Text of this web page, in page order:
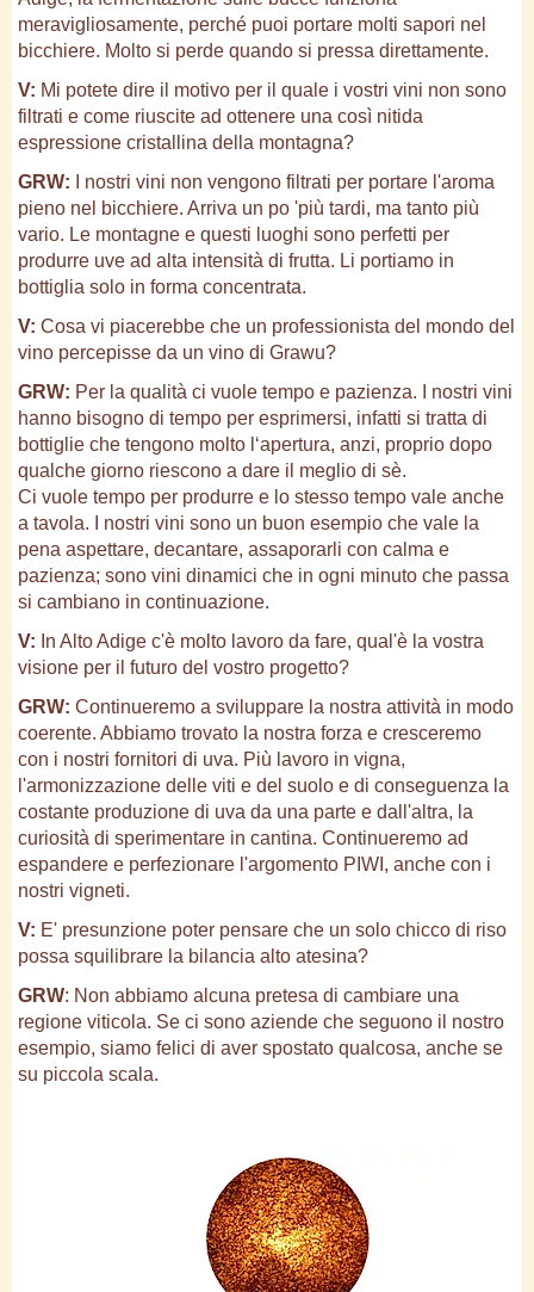
meravigliosamente, perché puoi portare molti sapori nel
bicchiere. Molto si perde quando si pressa direttamente.
V: Mi potete dire il motivo per il quale i vostri vini non sono
filtrati e come riuscite ad ottenere una così nitida
espressione cristallina della montagna?
GRW: I nostri vini non vengono filtrati per portare l'aroma
pieno nel bicchiere. Arriva un po 'più tardi, ma tanto più
vario. Le montagne e questi luoghi sono perfetti per
produrre uve ad alta intensità di frutta. Li portiamo in
bottiglia solo in forma concentrata.
V: Cosa vi piacerebbe che un professionista del mondo del
vino percepisse da un vino di Grawu?
GRW: Per la qualità ci vuole tempo e pazienza. I nostri vini
hanno bisogno di tempo per esprimersi, infatti si tratta di
bottiglie che tengono molto l‘apertura, anzi, proprio dopo
qualche giorno riescono a dare il meglio di sè.
Ci vuole tempo per produrre e lo stesso tempo vale anche
a tavola. I nostri vini sono un buon esempio che vale la
pena aspettare, decantare, assaporarli con calma e
pazienza; sono vini dinamici che in ogni minuto che passa
si cambiano in continuazione.
V: In Alto Adige c'è molto lavoro da fare, qual'è la vostra
visione per il futuro del vostro progetto?
GRW: Continueremo a sviluppare la nostra attività in modo
coerente. Abbiamo trovato la nostra forza e cresceremo
con i nostri fornitori di uva. Più lavoro in vigna,
l'armonizzazione delle viti e del suolo e di conseguenza la
costante produzione di uva da una parte e dall'altra, la
curiosità di sperimentare in cantina. Continueremo ad
espandere e perfezionare l'argomento PIWI, anche con i
nostri vigneti.
V: E' presunzione poter pensare che un solo chicco di riso
possa squilibrare la bilancia alto atesina?
GRW: Non abbiamo alcuna pretesa di cambiare una
regione viticola. Se ci sono aziende che seguono il nostro
esempio, siamo felici di aver spostato qualcosa, anche se
su piccola scala.